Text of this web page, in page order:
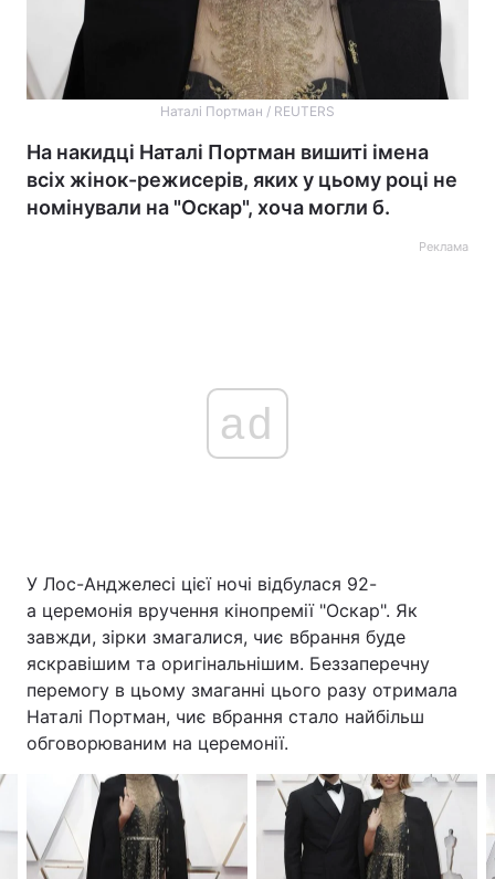
Наталі Портман / REUTERS
На накидці Наталі Портман вишиті імена
всіх жінок-режисерів, яких у цьому році не
номінували на "Оскар", хоча могли б.
Реклама
ad
У Лос-Анджелесі цієї ночі відбулася 92-
а церемонія вручення кінопремії "Оскар". Як
завжди, зірки змагалися, чиє вбрання буде
яскравішим та оригінальнішим. Беззаперечну
перемогу в цьому змаганні цього разу отримала
Наталі Портман, чиє вбрання стало найбільш
обговорюваним на церемонії.